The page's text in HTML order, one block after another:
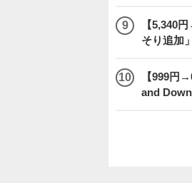
【5,340
そり追加
【999円
and